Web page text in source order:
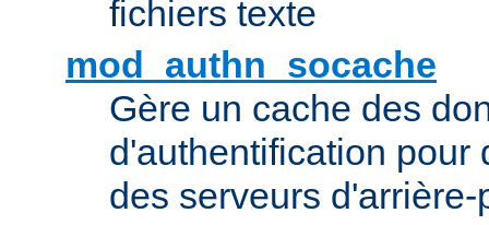
fichiers texte
mod_authn_socache
Gère un cache des
d'authentification pour
des serveurs d'arrière-